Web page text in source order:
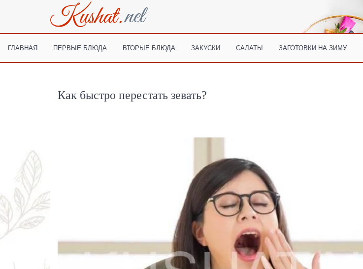
ГЛАВНАЯ ПЕРВЫЕ БЛЮДА ВТОРЫЕ БЛЮДА ЗАКУСКИ САЛАТЫ ЗАГОТОВКИ НА ЗИМУ
Как быстро перестать зевать?